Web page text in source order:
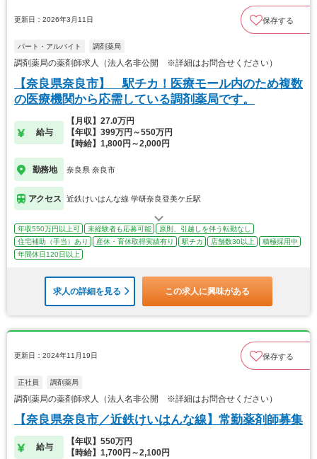
更新日：2026年3月11日 保存する
パート・アルバイト 調剤薬局
調剤薬局の薬剤師求人（法人名非公開 ※詳細はお問合せください）
【奈良県奈良市】 駅チカ！医療モール内のため複数
の医療機関から応需している調剤薬局です。
給与
【月収】27.0万円
【年収】399万円～550万円
【時給】1,800円～2,000円
勤務地 奈良県 奈良市
アクセス 近鉄けいはんな線 学研奈良登美ケ丘駅
年収550万円以上可 未経験者も応募可能
原則、引越しを伴う転勤なし
住宅補助（手当）あり
産休・育休取得実績有り 駅チカ 店舗数30以上
積極採用中
年間休日120日以上
求人の詳細を見る この求人に興味がある
更新日：2024年11月19日 保存する
正社員 調剤薬局
調剤薬局の薬剤師求人（法人名非公開 ※詳細はお問合せください）
【奈良県奈良市／近鉄けいはんな線】常勤薬剤師募集
給与
【年収】550万円
【時給】1,700円～2,100円